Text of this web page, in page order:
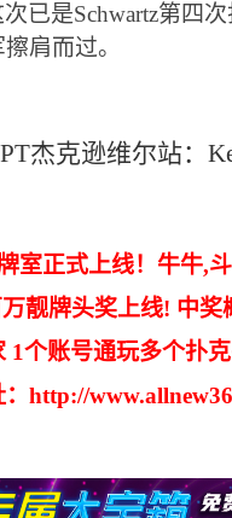
已是Schwartz第四
肩而过。
杰克逊维尔站：
室正式上线！牛牛,
靓牌头奖上线! 中奖
1个账号通玩多个扑
http://